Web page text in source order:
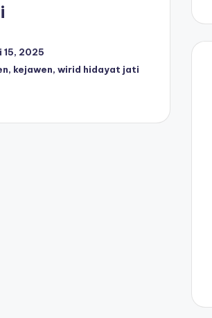
15, 2025
, kejawen, wirid hidayat jati